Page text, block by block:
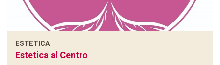
ESTETICA
Estetica al Centro